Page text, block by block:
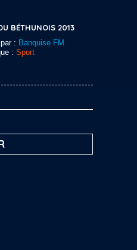
BÉTHUNOIS 2013
: Banquise FM
: Sport